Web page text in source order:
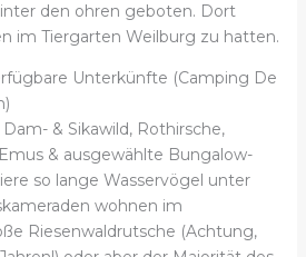
den ohren geboten. Dort
im Tiergarten Weilburg zu hatten.
Unterkünfte (Camping De
& Sikawild, Rothirsche,
& ausgewählte Bungalow-
so lange Wasservögel unter
wohnen im
Riesenwaldrutsche (Achtung,